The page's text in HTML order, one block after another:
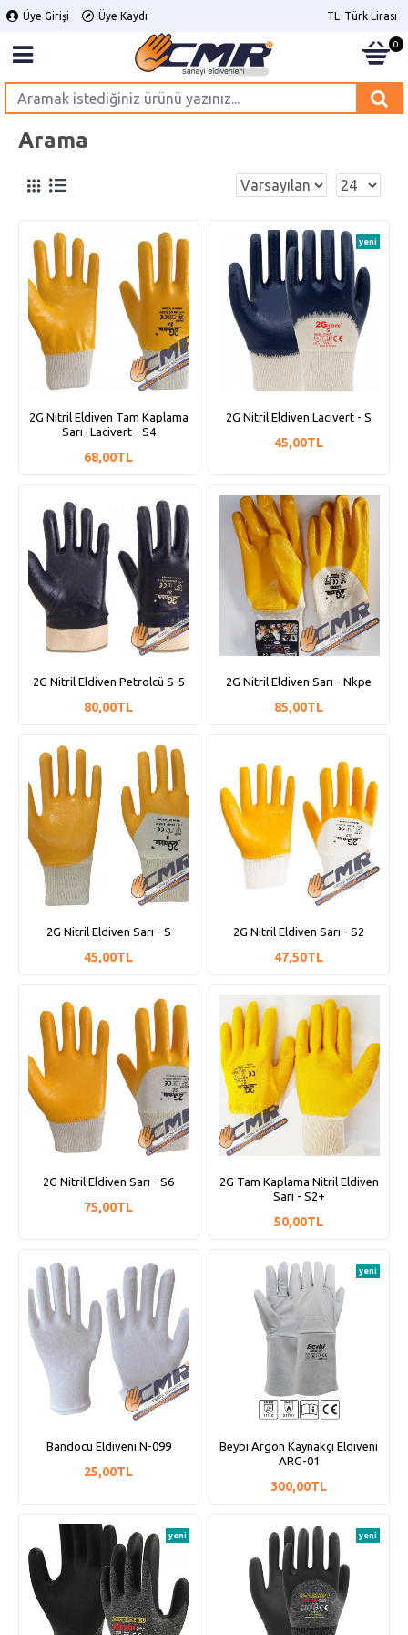
Üye Girişi Üye Kaydı TL Türk Lirası
0
Arama
2G Nitril Eldiven Tam Kaplama
Sarı- Lacivert - S4
68,00TL
yeni
2G Nitril Eldiven Lacivert - S
45,00TL
2G Nitril Eldiven Petrolcü S-5
80,00TL
2G Nitril Eldiven Sarı - Nkpe
85,00TL
2G Nitril Eldiven Sarı - S
45,00TL
2G Nitril Eldiven Sarı - S2
47,50TL
2G Nitril Eldiven Sarı - S6
75,00TL
2G Tam Kaplama Nitril Eldiven
Sarı - S2+
50,00TL
Bandocu Eldiveni N-099
25,00TL
yeni
Beybi Argon Kaynakçı Eldiveni
ARG-01
300,00TL
yeni yeni